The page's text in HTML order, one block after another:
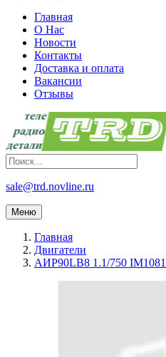
Главная
О Нас
Новости
Контакты
Доставка и оплата
Вакансии
Отзывы
sale@trd.novline.ru
Меню
Главная
Двигатели
АИР90LB8 1.1/750 IM1081